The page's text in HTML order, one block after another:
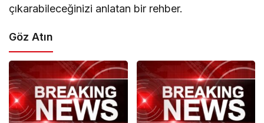
çıkarabileceğinizi anlatan bir rehber.
Göz Atın